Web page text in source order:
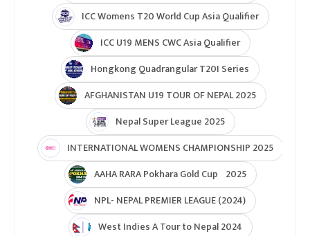
ICC Womens T20 World Cup Asia Qualifier
ICC U19 MENS CWC Asia Qualifier
Hongkong Quadrangular T20I Series
AFGHANISTAN U19 TOUR OF NEPAL 2025
Nepal Super League 2025
INTERNATIONAL WOMENS CHAMPIONSHIP 2025
AAHA RARA Pokhara Gold Cup 2025
NPL- NEPAL PREMIER LEAGUE (2024)
West Indies A Tour to Nepal 2024